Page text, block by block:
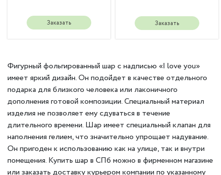
Заказать Заказать
Фигурный фольгированный шар с надписью «I love you»
имеет яркий дизайн. Он подойдет в качестве отдельного
подарка для близкого человека или лаконичного
дополнения готовой композиции. Специальный материал
изделия не позволяет ему сдуваться в течение
длительного времени. Шар имеет специальный клапан для
наполнения гелием, что значительно упрощает надувание.
Он пригоден к использованию как на улице, так и внутри
помещения. Купить шар в СПб можно в фирменном магазине
или заказать доставку курьером компании по указанному